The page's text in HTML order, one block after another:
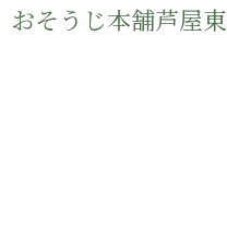
おそうじ本舗芦屋東